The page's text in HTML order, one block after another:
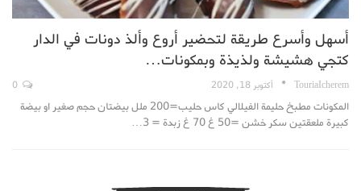
أسهل وأسرع طريقة لتحضير أروع وألذ دونات في الدار
كتجي هشيشة ولذيذة وبمكونات…
TouriaIcherem أكتوبر 18, 2020
المكونات مطبخ حليمة الفيلالي كاس حليب=200 ملل بيضتان حجم صغير او بيضة
كبيرة ملعقتين سكر خشن =50 غ 70 غ زبدة = 3…